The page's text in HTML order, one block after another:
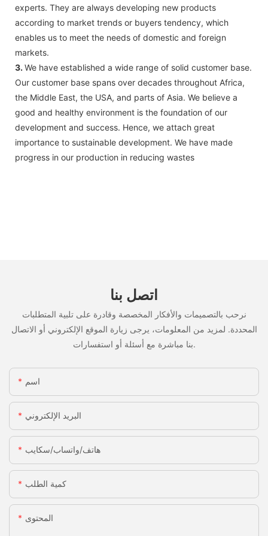
experts. They are always developing new products
according to market trends or buyers tendency, which
enables us to meet the needs of domestic and foreign
markets.
3. We have established a wide range of solid customer base.
Our customer base spans over decades throughout Africa,
the Middle East, the USA, and parts of Asia. We believe a
good and healthy environment is the foundation of our
development and success. Hence, we attach great
importance to sustainable development. We have made
progress in our production in reducing wastes
اتصل بنا
نرحب بالتصميمات والأفكار المخصصة وقادرة على تلبية المتطلبات
المحددة. لمزيد من المعلومات، يرجى زيارة الموقع الإلكتروني أو الاتصال
بنا مباشرة مع أسئلة أو استفسارات.
اسم
البريد الإلكتروني
هاتف/واتساب/سكايب
كمية الطلب
المحتوى